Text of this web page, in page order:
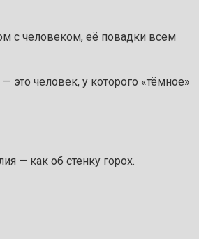
с человеком, её повадки всем
это человек, у которого «тёмное»
— как об стенку горох.